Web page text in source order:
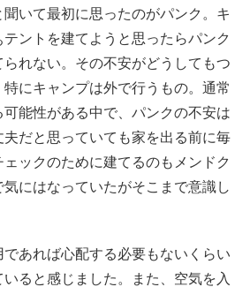
いて最初に思ったのがパンク。キ
ントを建てようと思ったらパンク
られない。その不安がどうしてもつ
にキャンプは外で行うもの。通常
能性がある中で、パンクの不安は
だと思っていても家を出る前に毎
ックのために建てるのもメンドク
にはなっていたがそこまで意識し
あれば心配する必要もないくらい
ると感じました。また、空気を入